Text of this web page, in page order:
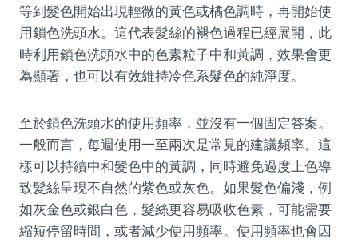
等到髮色開始出現輕微的黃色或橘色調時，再開始使
用鎖色洗頭水。這代表髮絲的褪色過程已經展開，此
時利用鎖色洗頭水中的色素粒子中和黃調，效果會更
為顯著，也可以有效維持冷色系髮色的純淨度。
至於鎖色洗頭水的使用頻率，並沒有一個固定答案。
一般而言，每週使用一至兩次是常見的建議頻率。這
樣可以持續中和髮色中的黃調，同時避免過度上色導
致髮絲呈現不自然的紫色或灰色。如果髮色偏淺，例
如灰金色或銀白色，髮絲更容易吸收色素，可能需要
縮短停留時間，或者減少使用頻率。使用頻率也會因